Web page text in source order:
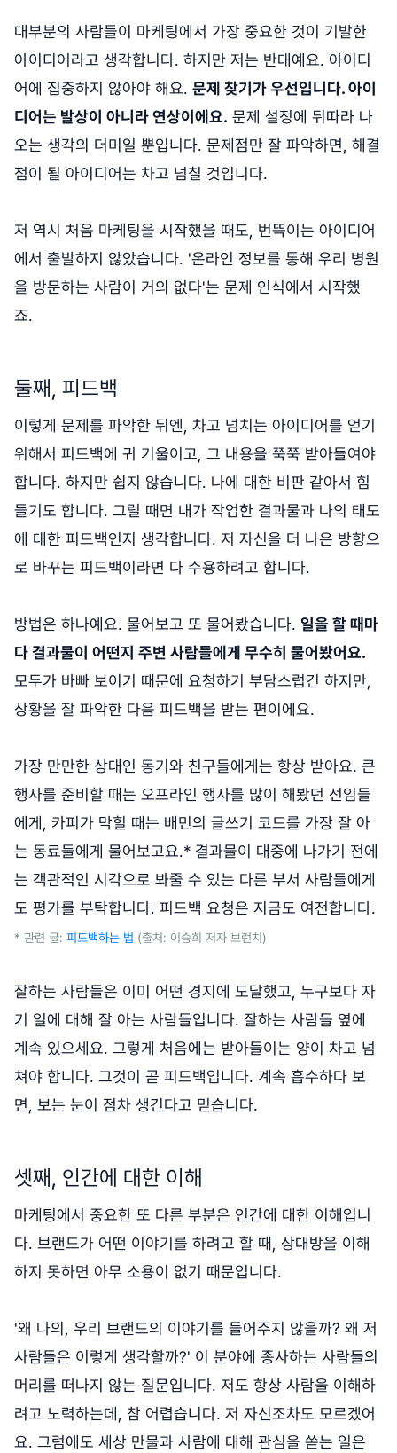
대부분의 사람들이 마케팅에서 가장 중요한 것이 기발한
아이디어라고 생각합니다. 하지만 저는 반대예요. 아이디
어에 집중하지 않아야 해요. 문제 찾기가 우선입니다. 아이
디어는 발상이 아니라 연상이에요. 문제 설정에 뒤따라 나
오는 생각의 더미일 뿐입니다. 문제점만 잘 파악하면, 해결
점이 될 아이디어는 차고 넘칠 것입니다.
저 역시 처음 마케팅을 시작했을 때도, 번뜩이는 아이디어
에서 출발하지 않았습니다. '온라인 정보를 통해 우리 병원
을 방문하는 사람이 거의 없다'는 문제 인식에서 시작했
죠.
둘째, 피드백
이렇게 문제를 파악한 뒤엔, 차고 넘치는 아이디어를 얻기
위해서 피드백에 귀 기울이고, 그 내용을 쭉쭉 받아들여야
합니다. 하지만 쉽지 않습니다. 나에 대한 비판 같아서 힘
들기도 합니다. 그럴 때면 내가 작업한 결과물과 나의 태도
에 대한 피드백인지 생각합니다. 저 자신을 더 나은 방향으
로 바꾸는 피드백이라면 다 수용하려고 합니다.
방법은 하나예요. 물어보고 또 물어봤습니다. 일을 할 때마
다 결과물이 어떤지 주변 사람들에게 무수히 물어봤어요.
모두가 바빠 보이기 때문에 요청하기 부담스럽긴 하지만,
상황을 잘 파악한 다음 피드백을 받는 편이에요.
가장 만만한 상대인 동기와 친구들에게는 항상 받아요. 큰
행사를 준비할 때는 오프라인 행사를 많이 해봤던 선임들
에게, 카피가 막힐 때는 배민의 글쓰기 코드를 가장 잘 아
는 동료들에게 물어보고요.* 결과물이 대중에 나가기 전에
는 객관적인 시각으로 봐줄 수 있는 다른 부서 사람들에게
도 평가를 부탁합니다. 피드백 요청은 지금도 여전합니다.
* 관련 글: 피드백하는 법 (출처: 이승희 저자 브런치)
잘하는 사람들은 이미 어떤 경지에 도달했고, 누구보다 자
기 일에 대해 잘 아는 사람들입니다. 잘하는 사람들 옆에
계속 있으세요. 그렇게 처음에는 받아들이는 양이 차고 넘
쳐야 합니다. 그것이 곧 피드백입니다. 계속 흡수하다 보
면, 보는 눈이 점차 생긴다고 믿습니다.
셋째, 인간에 대한 이해
마케팅에서 중요한 또 다른 부분은 인간에 대한 이해입니
다. 브랜드가 어떤 이야기를 하려고 할 때, 상대방을 이해
하지 못하면 아무 소용이 없기 때문입니다.
'왜 나의, 우리 브랜드의 이야기를 들어주지 않을까? 왜 저
사람들은 이렇게 생각할까?' 이 분야에 종사하는 사람들의
머리를 떠나지 않는 질문입니다. 저도 항상 사람을 이해하
려고 노력하는데, 참 어렵습니다. 저 자신조차도 모르겠어
요. 그럼에도 세상 만물과 사람에 대해 관심을 쏟는 일은